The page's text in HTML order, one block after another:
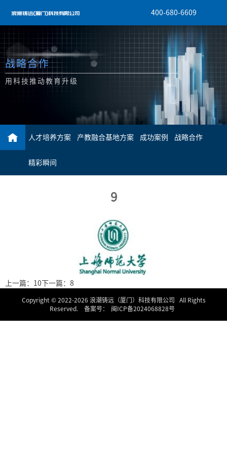
400-680-6609
战略合作
用科技推动教育升级
人才培养方案 产教融合基地方案 成功案例 战略合作
精彩瞬间
9
上一篇：10 下一篇：8
Copyright © 2022-2026 浪潮铸远（厦门）科技有限公司 All Rights
Reserved. 备案号：
闽ICP备2024068828号